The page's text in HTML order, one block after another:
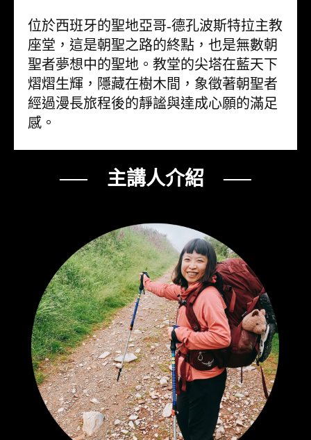
位於西班牙的聖地亞哥-德孔波斯特拉主教
座堂，這是朝聖之路的終點，也是無數朝
聖者夢想中的聖地。教堂的尖塔在藍天下
熠熠生輝，隱藏在樹木間，象徵著朝聖者
經過漫長旅程後的靜謐與達成心願的滿足
感。
── 主講人介紹 ──